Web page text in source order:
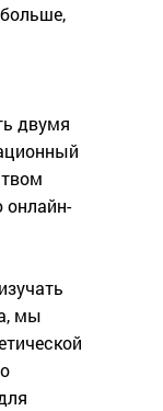
двумя
онлайн-
мы